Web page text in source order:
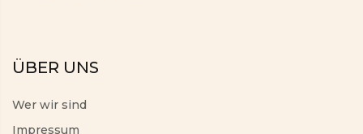
ÜBER UNS
Wer wir sind
Impressum